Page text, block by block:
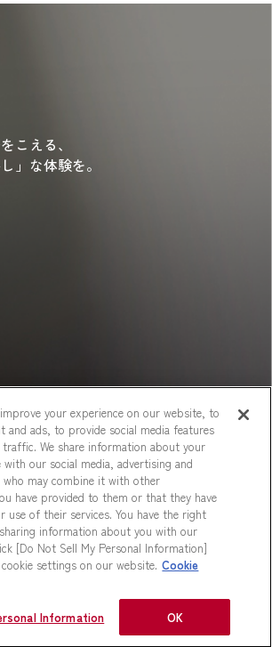
こえる、
し」な体験を。
用規約
LTD. All rights reserved.
your experience on our website, to
and ads, to provide social media features
traffic. We share information about your
our social media, advertising and
may combine it with other
have provided to them or that they have
use of their services. You have the right
information about you with our
[Do Not Sell My Personal Information]
settings on our website. Cookie
Information OK